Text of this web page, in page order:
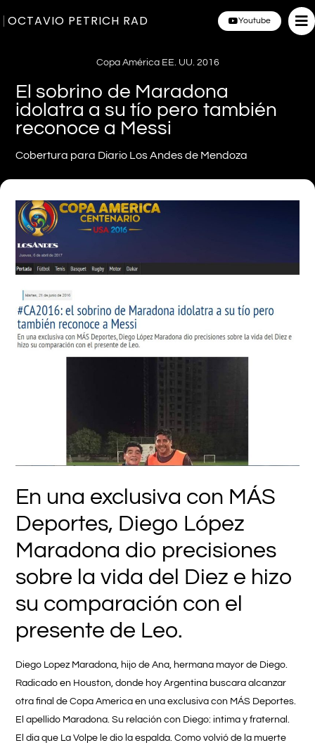
OCTAVIO PETRICH RAD Youtube
Copa América EE. UU. 2016
El sobrino de Maradona
idolatra a su tío pero también
reconoce a Messi
Cobertura para Diario Los Andes de Mendoza
En una exclusiva con MÁS
Deportes, Diego López
Maradona dio precisiones
sobre la vida del Diez e hizo
su comparación con el
presente de Leo.
Diego Lopez Maradona , hijo de Ana, hermana mayor de Diego.
Radicado en Houston, donde hoy Argentina buscara alcanzar
otra final de Copa America en una exclusiva con MÁS Deportes
El apellido Maradona. Su relación con Diego: intima y fraternal.
El dia que La Volpe le dio la espalda. Como volvió de la muerte